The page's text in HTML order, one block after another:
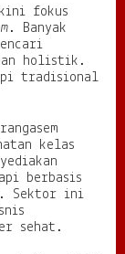
fokus
. Banyak
holistik.
tradisional
kelas
berbasis
Sektor ini
sehat.